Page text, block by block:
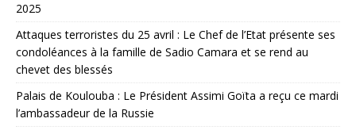
2025
Attaques terroristes du 25 avril : Le Chef de l’Etat présente ses
condoléances à la famille de Sadio Camara et se rend au
chevet des blessés
Palais de Koulouba : Le Président Assimi Goïta a reçu ce mardi
l’ambassadeur de la Russie